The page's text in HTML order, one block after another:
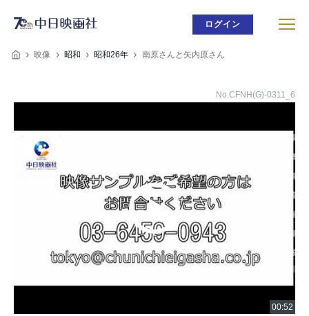
ログイン
映像 昭和 昭和26年 南原さんと矢内原さん
No.CFNH(G)-0311_6